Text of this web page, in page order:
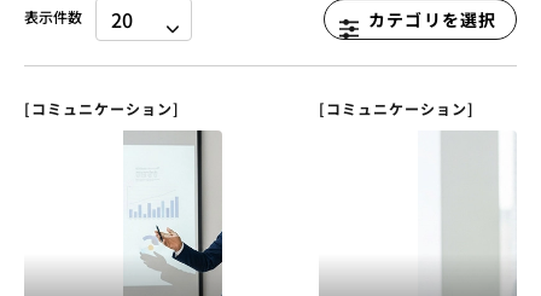
表示件数 カテゴリを選択
[コミュニケーション] [コミュニケーション]